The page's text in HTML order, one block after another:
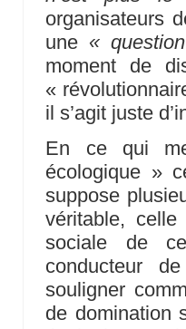
organisateurs
une «
moment de
«
il s’agit juste
En ce qui
écologique »
suppose
véritable,
sociale de
conducteur
souligner
de domination